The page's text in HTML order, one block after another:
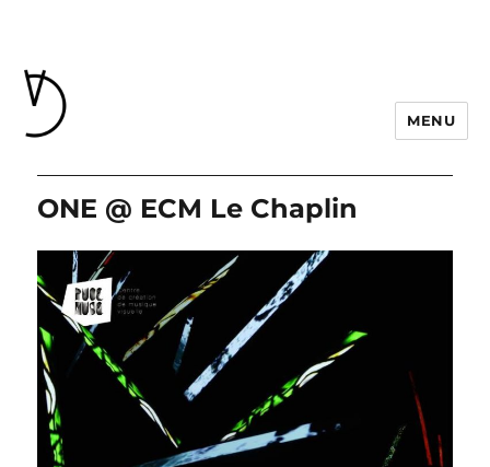
MENU
ONE @ ECM Le Chaplin